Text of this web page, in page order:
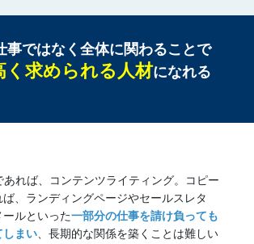
事ではなく全体に関わることで
く求められる人材になれる
れば、コンテンツライティング。コピー
、ランディングページやセールスレタ
ルといった一部分の仕事を請け負っても
しまい 、長期的な関係を築くことは難しい